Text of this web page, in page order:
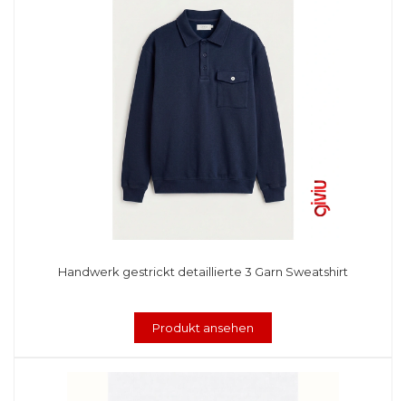
Handwerk gestrickt detaillierte 3 Garn Sweatshirt
Produkt ansehen